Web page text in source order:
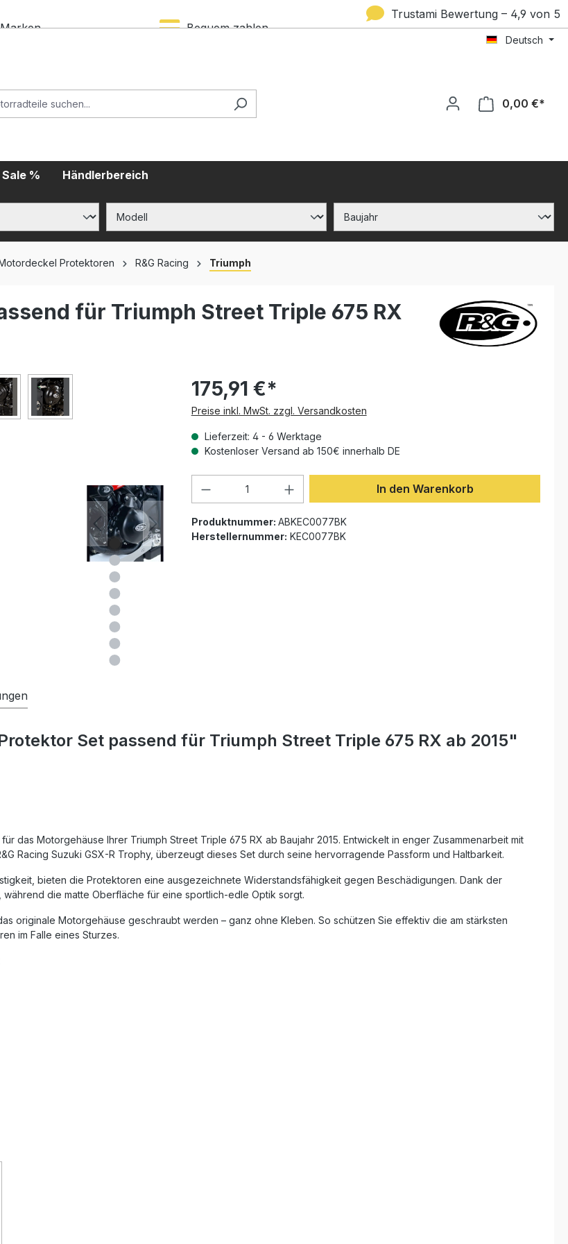
Bequem zahlen
Trustami Bewertung – 4,9 von 5
Sternen
Deutsch
0,00 €*
Sale % Händlerbereich
Protektoren R&G Racing Triumph
für Triumph Street Triple 675 RX
175,91 €*
Preise inkl. MwSt. zzgl. Versandkosten
Lieferzeit: 4 - 6 Werktage
Kostenloser Versand ab 150€ innerhalb DE
Produkt Anzahl: Gib den gewünschten Wert
In den Warenkorb
Produktnummer: ABKEC0077BK
Herstellernummer: KEC0077BK
Set passend für Triumph Street Triple 675 RX ab 2015"
das Motorgehäuse Ihrer Triumph Street Triple 675 RX ab Baujahr 2015. Entwickelt in enger Zusammenarbeit mit
Racing Suzuki GSX-R Trophy, überzeugt dieses Set durch seine hervorragende Passform und Haltbarkeit.
bieten die Protektoren eine ausgezeichnete Widerstandsfähigkeit gegen Beschädigungen. Dank der
die matte Oberfläche für eine sportlich-edle Optik sorgt.
originale Motorgehäuse geschraubt werden – ganz ohne Kleben. So schützen Sie effektiv die am stärksten
im Falle eines Sturzes.